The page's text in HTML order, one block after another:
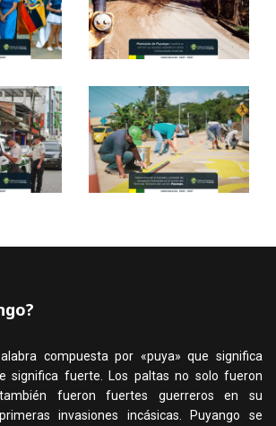
compuesta por «puya» que significa
significa fuerte. Los paltas no solo fueron
fueron fuertes guerreros en su
invasiones incásicas. Puyango se